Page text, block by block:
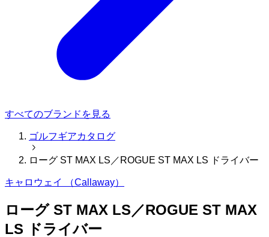
すべてのブランドを見る
ゴルフギアカタログ
ローグ ST MAX LS／ROGUE ST MAX LS ドライバー
キャロウェイ （Callaway）
ローグ ST MAX LS／ROGUE ST MAX
LS ドライバー